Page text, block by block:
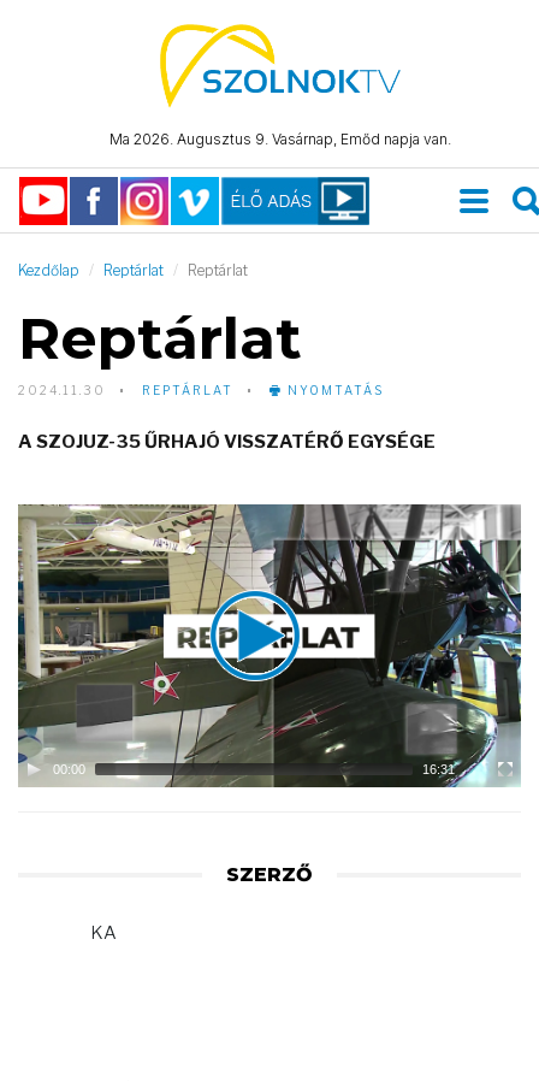
Ma 2026. Augusztus 9. Vasárnap, Emőd napja van.
Kezdőlap Reptárlat Reptárlat
Reptárlat
2024.11.30 REPTÁRLAT NYOMTATÁS
A SZOJUZ-35 ŰRHAJÓ VISSZATÉRŐ EGYSÉGE
Video
Player
00:00 16:31
SZERZŐ
KA